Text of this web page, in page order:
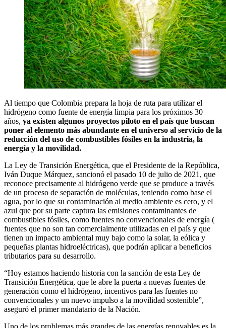
Al tiempo que Colombia prepara la hoja de ruta para utilizar el
hidrógeno como fuente de energía limpia para los próximos 30
años, ya existen algunos proyectos piloto en el país que buscan
poner al elemento más abundante en el universo al servicio de la
reducción del uso de combustibles fósiles en la industria, la
energía y la movilidad.
La Ley de Transición Energética, que el Presidente de la República,
Iván Duque Márquez, sancionó el pasado 10 de julio de 2021, que
reconoce precisamente al hidrógeno verde que se produce a través
de un proceso de separación de moléculas, teniendo como base el
agua, por lo que su contaminación al medio ambiente es cero, y el
azul que por su parte captura las emisiones contaminantes de
combustibles fósiles, como fuentes no convencionales de energía (
fuentes que no son tan comercialmente utilizadas en el país y que
tienen un impacto ambiental muy bajo como la solar, la eólica y
pequeñas plantas hidroeléctricas), que podrán aplicar a beneficios
tributarios para su desarrollo.
“Hoy estamos haciendo historia con la sanción de esta Ley de
Transición Energética, que le abre la puerta a nuevas fuentes de
generación como el hidrógeno, incentivos para las fuentes no
convencionales y un nuevo impulso a la movilidad sostenible”,
aseguró el primer mandatario de la Nación.
Uno de los problemas más grandes de las energías renovables es la